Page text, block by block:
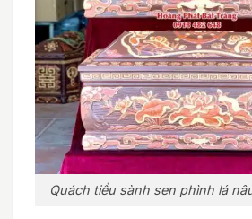
Quách tiểu sành sen phình lá